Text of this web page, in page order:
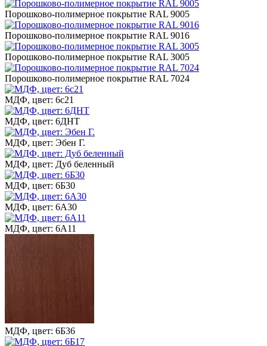
Порошково-полимерное покрытие RAL 9005
Порошково-полимерное покрытие RAL 9016
Порошково-полимерное покрытие RAL 3005
Порошково-полимерное покрытие RAL 7024
МДФ, цвет: 6с21
МДФ, цвет: 6ДНТ
МДФ, цвет: Эбен Г.
МДФ, цвет: Дуб беленный
МДФ, цвет: 6Б30
МДФ, цвет: 6А30
МДФ, цвет: 6А11
МДФ, цвет: 6Б36